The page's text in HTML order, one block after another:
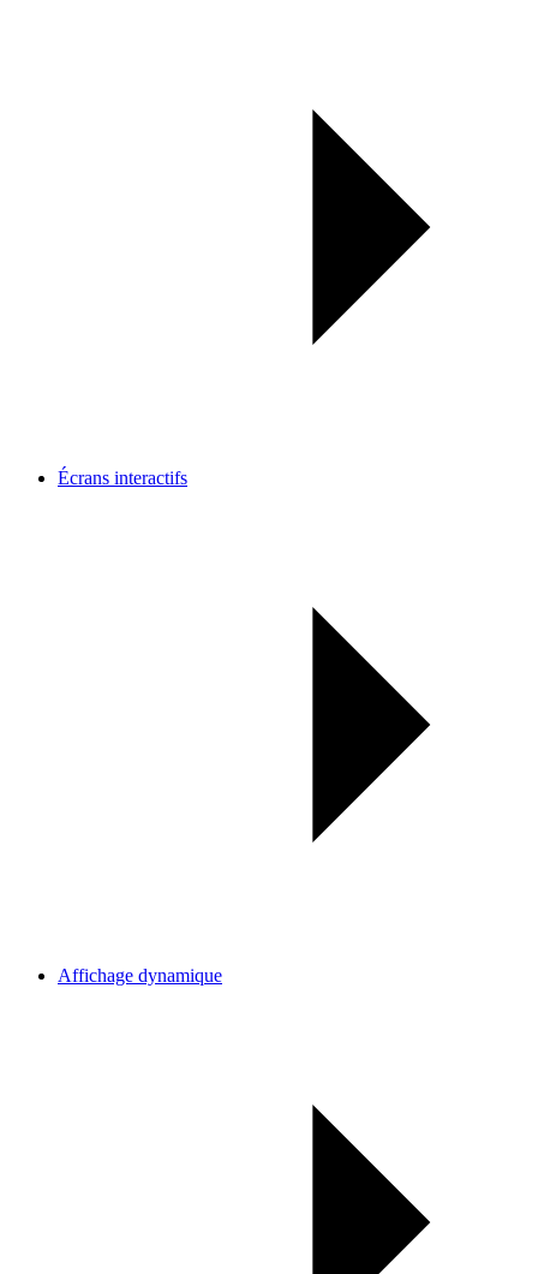
Écrans interactifs
Affichage dynamique